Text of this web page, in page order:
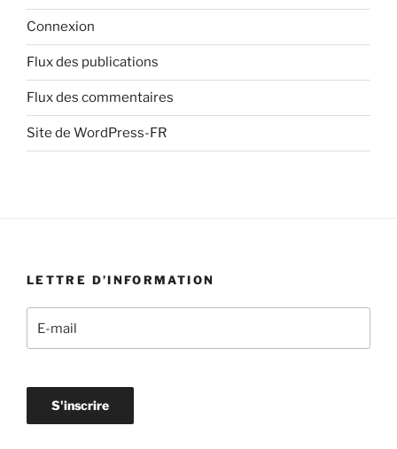
Connexion
Flux des publications
Flux des commentaires
Site de WordPress-FR
LETTRE D’INFORMATION